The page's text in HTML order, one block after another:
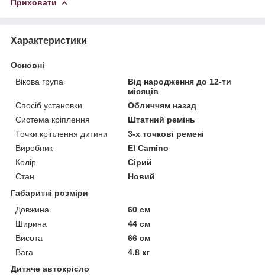
Приховати
Характеристики
Основні
Вікова група
Від народження до 12-ти
місяців
Спосіб установки
Обличчям назад
Система кріплення
Штатний ремінь
Точки кріплення дитини
3-х точкові ремені
Виробник
El Camino
Колір
Сірий
Стан
Новий
Габаритні розміри
Довжина
60 см
Ширина
44 см
Висота
66 см
Вага
4.8 кг
Дитяче автокрісло